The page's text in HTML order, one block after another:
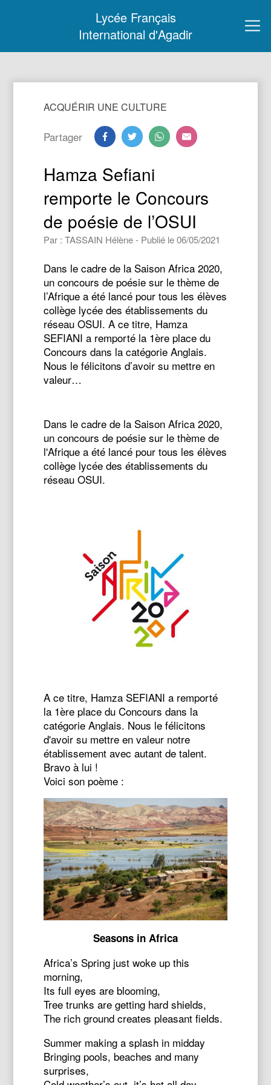
Lycée Français
International d'Agadir
ACQUÉRIR UNE CULTURE
Partager
Hamza Sefiani
remporte le Concours
de poésie de l’OSUI
Par : TASSAIN Hélène - Publié le 06/05/2021
Dans le cadre de la Saison Africa 2020,
un concours de poésie sur le thème de
l’Afrique a été lancé pour tous les élèves
collège lycée des établissements du
réseau OSUI. A ce titre, Hamza
SEFIANI a remporté la 1ère place du
Concours dans la catégorie Anglais.
Nous le félicitons d’avoir su mettre en
valeur…
Dans le cadre de la Saison Africa 2020,
un concours de poésie sur le thème de
l'Afrique a été lancé pour tous les élèves
collège lycée des établissements du
réseau OSUI.
A ce titre, Hamza SEFIANI a remporté
la 1ère place du Concours dans la
catégorie Anglais. Nous le félicitons
d'avoir su mettre en valeur notre
établissement avec autant de talent.
Bravo à lui !
Voici son poème :
Seasons in Africa
Africa’s Spring just woke up this
morning,
Its full eyes are blooming,
Tree trunks are getting hard shields,
The rich ground creates pleasant fields.
Summer making a splash in midday
Bringing pools, beaches and many
surprises,